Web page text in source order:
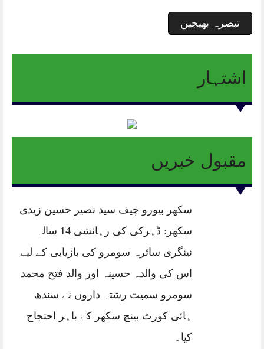
اشتہار
مقبول خبریں
سکھر بیورو چیف سید نصیر حسین زیدی
سکھر: ڈہرکی کی رہائشی 14 سالہ
نینگری سائرہ سومرو کی بازیابی کے لیے
اس کی والدہ حسینہ اور والد فتح محمد
سومرو سمیت رشتہ داروں نے سندھ
ہائی کورٹ بینچ سکھر کے باہر احتجاج
کیا۔